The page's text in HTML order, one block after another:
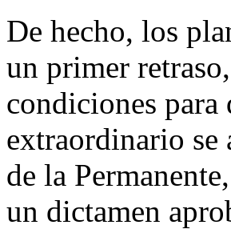
De hecho, los
un primer
condiciones
extraordinario se
de la
un dictamen